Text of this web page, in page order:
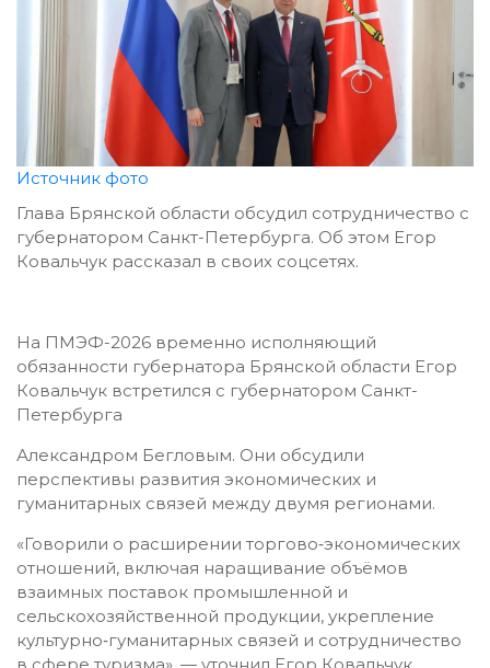
Источник фото
Глава Брянской области обсудил сотрудничество с
губернатором Санкт-Петербурга. Об этом Егор
Ковальчук рассказал в своих соцсетях.
На ПМЭФ-2026 временно исполняющий
обязанности губернатора Брянской области Егор
Ковальчук встретился с губернатором Санкт-
Петербурга
Александром Бегловым. Они обсудили
перспективы развития экономических и
гуманитарных связей между двумя регионами.
«Говорили о расширении торгово‑экономических
отношений, включая наращивание объёмов
взаимных поставок промышленной и
сельскохозяйственной продукции, укрепление
культурно‑гуманитарных связей и сотрудничество
в сфере туризма», — уточнил Егор Ковальчук.